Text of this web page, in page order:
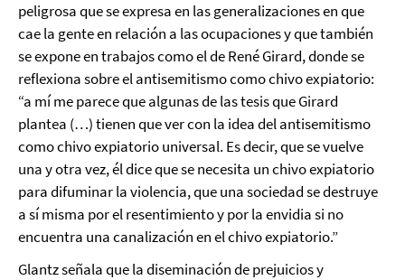
peligrosa que se expresa en las generalizaciones en que
cae la gente en relación a las ocupaciones y que también
se expone en trabajos como el de René Girard, donde se
reflexiona sobre el antisemitismo como chivo expiatorio:
“a mí me parece que algunas de las tesis que Girard
plantea (…) tienen que ver con la idea del antisemitismo
como chivo expiatorio universal. Es decir, que se vuelve
una y otra vez, él dice que se necesita un chivo expiatorio
para difuminar la violencia, que una sociedad se destruye
a sí misma por el resentimiento y por la envidia si no
encuentra una canalización en el chivo expiatorio.”
Glantz señala que la diseminación de prejuicios y